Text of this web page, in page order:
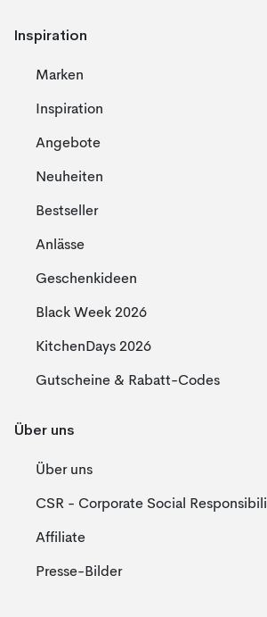
Inspiration
Marken
Inspiration
Angebote
Neuheiten
Bestseller
Anlässe
Geschenkideen
Black Week 2026
KitchenDays 2026
Gutscheine & Rabatt-Codes
Über uns
Über uns
CSR - Corporate Social
Affiliate
Presse-Bilder